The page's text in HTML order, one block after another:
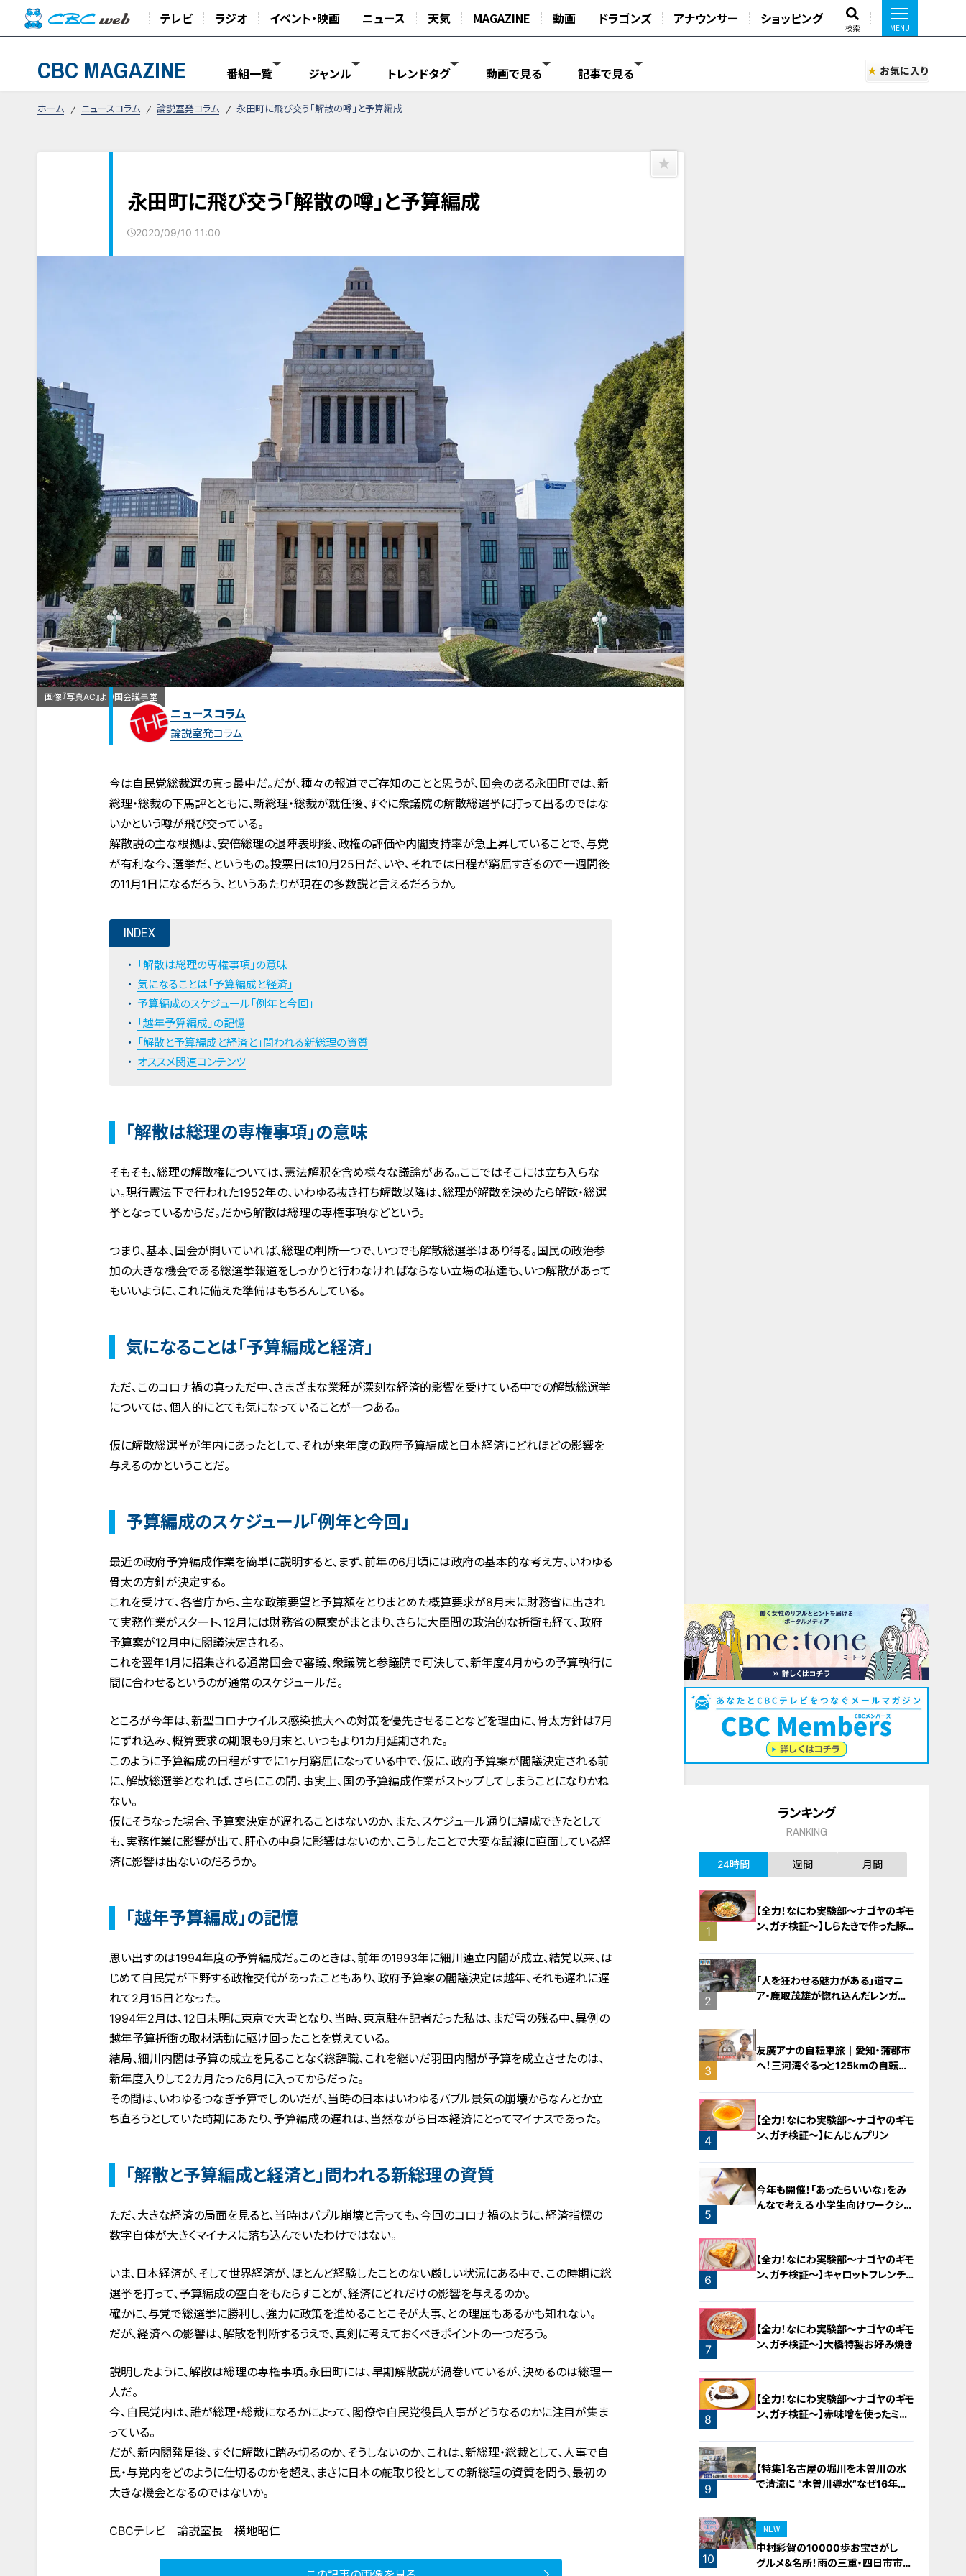
テレビ ラジオ イベント・映画 ニュース 天気 MAGAZINE 動画 ドラゴンズ アナウンサー ショッピング
検索
CBC MAGAZINE 番組一覧 ジャンル トレンドタグ 動画で見る 記事で見る お気に入り
ホーム ニュースコラム 論説室発コラム 永田町に飛び交う「解散の噂」と予算編成
永田町に飛び交う「解散の噂」と予算編成
2020/09/10 11:00
画像『写真AC』より国会議事堂
ニュースコラム
論説室発コラム
今は自民党総裁選の真っ最中だ。だが、種々の報道でご存知のことと思うが、国会のある永田町では、新
総理・総裁の下馬評とともに、新総理・総裁が就任後、すぐに衆議院の解散総選挙に打って出るのではな
いかという噂が飛び交っている。
解散説の主な根拠は、安倍総理の退陣表明後、政権の評価や内閣支持率が急上昇していることで、与党
が有利な今、選挙だ、というもの。投票日は10月25日だ、いや、それでは日程が窮屈すぎるので一週間後
の11月1日になるだろう、というあたりが現在の多数説と言えるだろうか。
INDEX
「解散は総理の専権事項」の意味
気になることは「予算編成と経済」
予算編成のスケジュール「例年と今回」
「越年予算編成」の記憶
「解散と予算編成と経済と」問われる新総理の資質
オススメ関連コンテンツ
「解散は総理の専権事項」の意味
そもそも、総理の解散権については、憲法解釈を含め様々な議論がある。ここではそこには立ち入らな
い。現行憲法下で行われた1952年の、いわゆる抜き打ち解散以降は、総理が解散を決めたら解散・総選
挙となっているからだ。だから解散は総理の専権事項などという。
つまり、基本、国会が開いていれば、総理の判断一つで、いつでも解散総選挙はあり得る。国民の政治参
加の大きな機会である総選挙報道をしっかりと行わなければならない立場の私達も、いつ解散があって
もいいように、これに備えた準備はもちろんしている。
気になることは「予算編成と経済」
ただ、このコロナ禍の真っただ中、さまざまな業種が深刻な経済的影響を受けている中での解散総選挙
については、個人的にとても気になっていることが一つある。
仮に解散総選挙が年内にあったとして、それが来年度の政府予算編成と日本経済にどれほどの影響を
与えるのかということだ。
予算編成のスケジュール「例年と今回」
最近の政府予算編成作業を簡単に説明すると、まず、前年の6月頃には政府の基本的な考え方、いわゆる
骨太の方針が決定する。
これを受けて、各省庁から、主な政策要望と予算額をとりまとめた概算要求が8月末に財務省に出され
て実務作業がスタート、12月には財務省の原案がまとまり、さらに大臣間の政治的な折衝も経て、政府
予算案が12月中に閣議決定される。
これを翌年1月に招集される通常国会で審議、衆議院と参議院で可決して、新年度4月からの予算執行に
間に合わせるというのが通常のスケジュールだ。
ところが今年は、新型コロナウイルス感染拡大への対策を優先させることなどを理由に、骨太方針は7月
にずれ込み、概算要求の期限も9月末と、いつもより1カ月延期された。
このように予算編成の日程がすでに1ヶ月窮屈になっている中で、仮に、政府予算案が閣議決定される前
に、解散総選挙となれば、さらにこの間、事実上、国の予算編成作業がストップしてしまうことになりかね
ない。
仮にそうなった場合、予算案決定が遅れることはないのか、また、スケジュール通りに編成できたとして
も、実務作業に影響が出て、肝心の中身に影響はないのか、こうしたことで大変な試練に直面している経
済に影響は出ないのだろうか。
「越年予算編成」の記憶
思い出すのは1994年度の予算編成だ。このときは、前年の1993年に細川連立内閣が成立、結党以来、は
じめて自民党が下野する政権交代があったこともあり、政府予算案の閣議決定は越年、それも遅れに遅
れて2月15日となった。
1994年2月は、12日未明に東京で大雪となり、当時、東京駐在記者だった私は、まだ雪の残る中、異例の
越年予算折衝の取材活動に駆け回ったことを覚えている。
結局、細川内閣は予算の成立を見ることなく総辞職、これを継いだ羽田内閣が予算を成立させたのは、
新年度入りして2カ月たった6月に入ってからだった。
その間は、いわゆるつなぎ予算でしのいだが、当時の日本はいわゆるバブル景気の崩壊からなんとか立
ち直ろうとしていた時期にあたり、予算編成の遅れは、当然ながら日本経済にとってマイナスであった。
「解散と予算編成と経済と」問われる新総理の資質
ただ、大きな経済の局面を見ると、当時はバブル崩壊と言っても、今回のコロナ禍のように、経済指標の
数字自体が大きくマイナスに落ち込んでいたわけではない。
いま、日本経済が、そして世界経済が、ほとんど経験したことのない厳しい状況にある中で、この時期に総
選挙を打って、予算編成の空白をもたらすことが、経済にどれだけの影響を与えるのか。
確かに、与党で総選挙に勝利し、強力に政策を進めることこそが大事、との理屈もあるかも知れない。
だが、経済への影響は、解散を判断するうえで、真剣に考えておくべきポイントの一つだろう。
説明したように、解散は総理の専権事項。永田町には、早期解散説が渦巻いているが、決めるのは総理一
人だ。
今、自民党内は、誰が総理・総裁になるかによって、閣僚や自民党役員人事がどうなるのかに注目が集ま
っている。
だが、新内閣発足後、すぐに解散に踏み切るのか、そうしないのか、これは、新総理・総裁として、人事で自
民・与党内をどのように仕切るのかを超え、まさに日本の舵取り役としての新総理の資質を問う、最初の
大きな機会となるのではないか。
CBCテレビ 論説室長 横地昭仁
ランキング
RANKING
24時間 週間 月間
1
【全力！なにわ実験部～ナゴヤのギモ
ン、ガチ検証～】しらたきで作った豚
2
「人を狂わせる魅力がある」道マニ
ア・鹿取茂雄が惚れ込んだレンガの
3
友廣アナの自転車旅｜愛知・蒲郡市
へ！三河湾ぐるっと125kmの自転車
4
【全力！なにわ実験部～ナゴヤのギモ
ン、ガチ検証～】にんじんプリン
5
今年も開催！「あったらいいな」をみ
んなで考える 小学生向けワークショ
6
【全力！なにわ実験部～ナゴヤのギモ
ン、ガチ検証～】キャロットフレンチ
7
【全力！なにわ実験部～ナゴヤのギモ
ン、ガチ検証～】大橋特製お好み焼き
8
【全力！なにわ実験部～ナゴヤのギモ
ン、ガチ検証～】赤味噌を使ったミル
9
【特集】名古屋の堀川を木曽川の水
で清流に “木曽川導水”なぜ16年ぶ
10
NEW
中村彩賀の10000歩お宝さがし｜
グルメ＆名所！雨の三重・四日市市で